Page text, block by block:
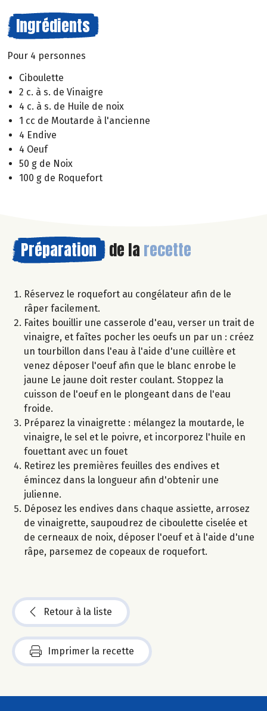
Ingrédients
Pour 4 personnes
Ciboulette
2 c. à s. de Vinaigre
4 c. à s. de Huile de noix
1 cc de Moutarde à l'ancienne
4 Endive
4 Oeuf
50 g de Noix
100 g de Roquefort
Préparation de la recette
Réservez le roquefort au congélateur afin de le
râper facilement.
Faites bouillir une casserole d'eau, verser un trait de
vinaigre, et faîtes pocher les oeufs un par un : créez
un tourbillon dans l'eau à l'aide d'une cuillère et
venez déposer l'oeuf afin que le blanc enrobe le
jaune Le jaune doit rester coulant. Stoppez la
cuisson de l'oeuf en le plongeant dans de l'eau
froide.
Préparez la vinaigrette : mélangez la moutarde, le
vinaigre, le sel et le poivre, et incorporez l'huile en
fouettant avec un fouet
Retirez les premières feuilles des endives et
émincez dans la longueur afin d'obtenir une
julienne.
Déposez les endives dans chaque assiette, arrosez
de vinaigrette, saupoudrez de ciboulette ciselée et
de cerneaux de noix, déposer l'oeuf et à l'aide d'une
râpe, parsemez de copeaux de roquefort.
Retour à la liste
Imprimer la recette